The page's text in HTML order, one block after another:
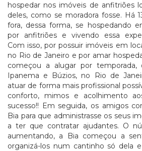
hospedar nos imóveis de anfitriões
deles, como se moradora fosse. Há
fora, dessa forma, se hospedando
por anfitriões e vivendo essa
Com isso, por possuir imóveis em
no Rio de Janeiro e por amar
começou a alugar por temporada,
Ipanema e Búzios, no Rio de
atuar de forma mais profissional
conforto, mimos e acolhimento
sucesso!! Em seguida, os amigos
Bia para que administrasse os seus
a ter que contratar ajudantes. O
aumentando, a Bia começou a
organizá-los num cantinho só dela